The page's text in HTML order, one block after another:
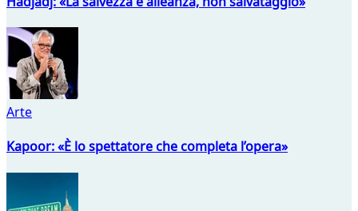
Arte
Kapoor: «È lo spettatore che completa l’opera»